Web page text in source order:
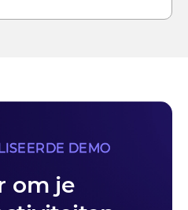
DEMO
om je